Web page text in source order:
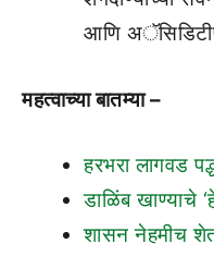
आणि
महत्वाच्या बातम्या –
हरभरा लागवड
डाळिंब खाण्याचे
शासन नेहमीच